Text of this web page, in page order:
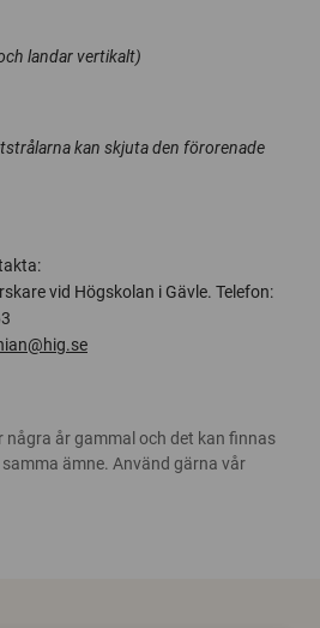
landar vertikalt)
kan skjuta den förorenade
vid Högskolan i Gävle. Telefon:
några år gammal och det kan finnas
ämne. Använd gärna vår